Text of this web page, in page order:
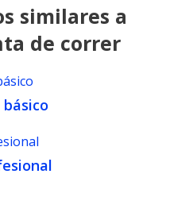
similares a
de correr